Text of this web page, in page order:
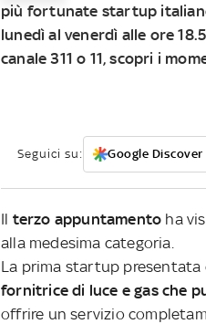
più fortunate startup
lunedì al venerdì alle ore
canale 311 o 11, scopri i
Seguici su: Google Discover
Il terzo appuntamento ha
alla medesima categoria.
La prima startup
fornitrice di luce e gas che
offrire un servizio